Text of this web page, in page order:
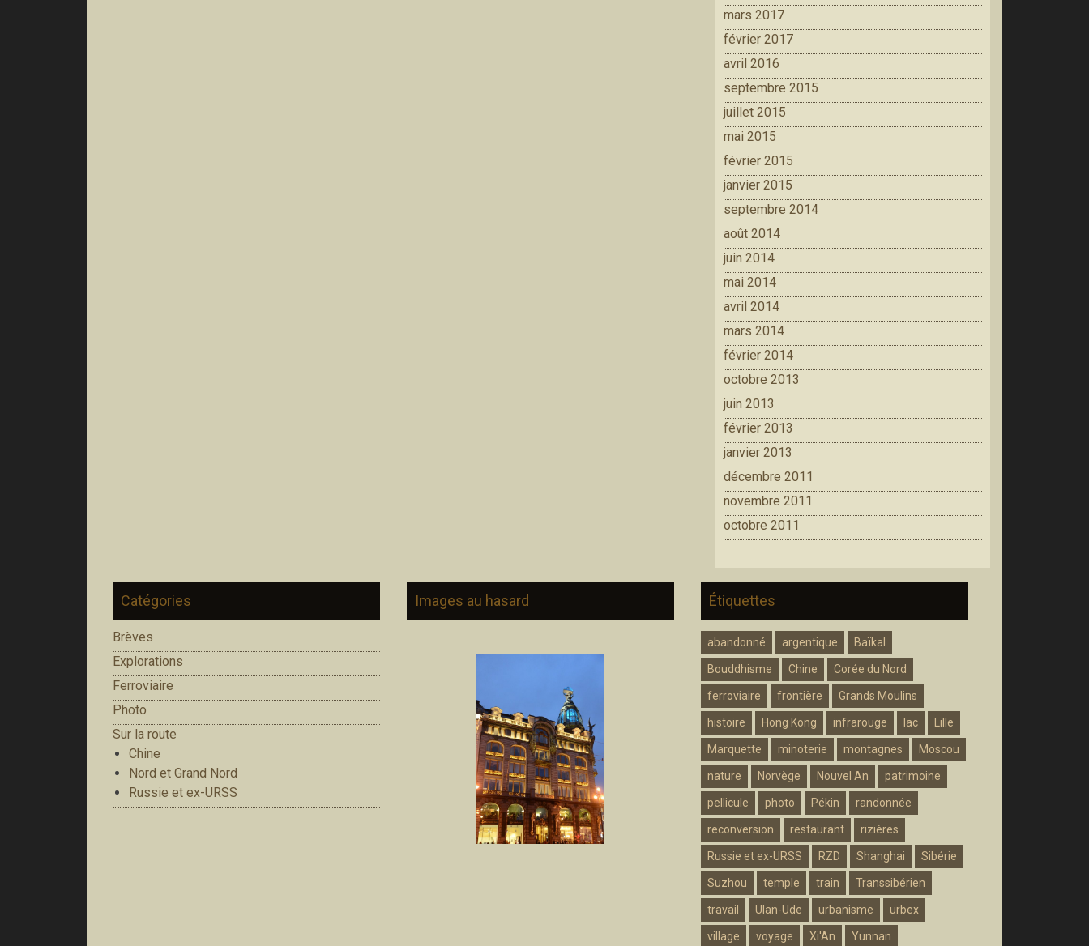
mars 2017
février 2017
avril 2016
septembre 2015
juillet 2015
mai 2015
février 2015
janvier 2015
septembre 2014
août 2014
juin 2014
mai 2014
avril 2014
mars 2014
février 2014
octobre 2013
juin 2013
février 2013
janvier 2013
décembre 2011
novembre 2011
octobre 2011
Catégories
Brèves
Explorations
Ferroviaire
Photo
Sur la route
Chine
Nord et Grand Nord
Russie et ex-URSS
Images au hasard Étiquettes
abandonné argentique Baïkal
Bouddhisme Chine Corée du Nord
ferroviaire frontière Grands Moulins
histoire Hong Kong infrarouge lac Lille
Marquette minoterie montagnes Moscou
nature Norvège Nouvel An patrimoine
pellicule photo Pékin randonnée
reconversion restaurant rizières
Russie et ex-URSS RZD Shanghai Sibérie
Suzhou temple train Transsibérien
travail Ulan-Ude urbanisme urbex
village voyage Xi'An Yunnan